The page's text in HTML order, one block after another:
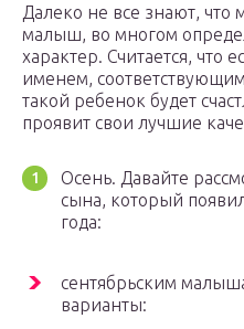
Далеко не все знают, что
малыш, во многом
характер. Считается, что
именем,
такой ребенок будет
проявит свои лучшие
Осень. Давайте
сына, который
года:
сентябрьским
варианты: